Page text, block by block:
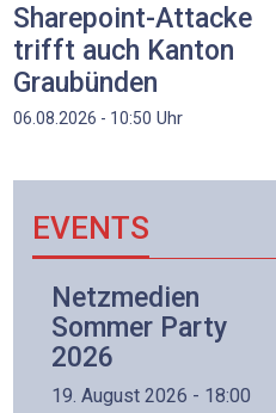
Sharepoint-Attacke
trifft auch Kanton
Graubünden
06.08.2026 - 10:50 Uhr
EVENTS
Netzmedien
Sommer Party
2026
19. August 2026 - 18:00